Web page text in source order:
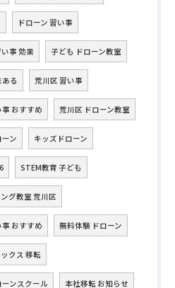
ドローン 習い事
い事 効果 子ども ドローン教室
る 荒川区 習い事
おすすめ 荒川区 ドローン教室
ン キッズドローン
STEM教育 子ども
グ教室 荒川区
おすすめ 無料体験 ドローン
クス 移転
ンスクール 本社移転 お知らせ